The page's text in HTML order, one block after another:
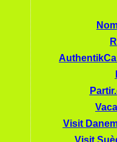
Visit
Visit